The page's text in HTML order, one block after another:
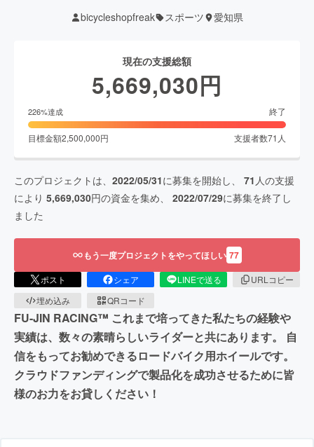
bicycleshopfreak スポーツ 愛知県
現在の支援総額
5,669,030円
226%達成 終了
目標金額2,500,000円 支援者数71 人
このプロジェクトは、 2022/05/31に募集を開始し、 71 人の支援
により 5,669,030円の資金を集め、 2022/07/29に募集を終了し
ました
もう一度プロジェクトをやってほしい 77
ポスト シェア LINEで送る
URLコピー
埋め込み
QRコード
FU-JIN RACING™ これまで培ってきた私たちの経験や
実績は、数々の素晴らしいライダーと共にあります。 自
信をもってお勧めできるロードバイク用ホイールです。
クラウドファンディングで製品化を成功させるために皆
様のお力をお貸しください！